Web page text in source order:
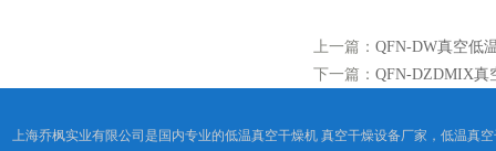
上一篇： QFN-DW真空低
下一篇： QFN-DZDMIX真
上海乔枫实业有限公司是国内专业的低温真空干燥机 真空干燥设备厂家，低温真